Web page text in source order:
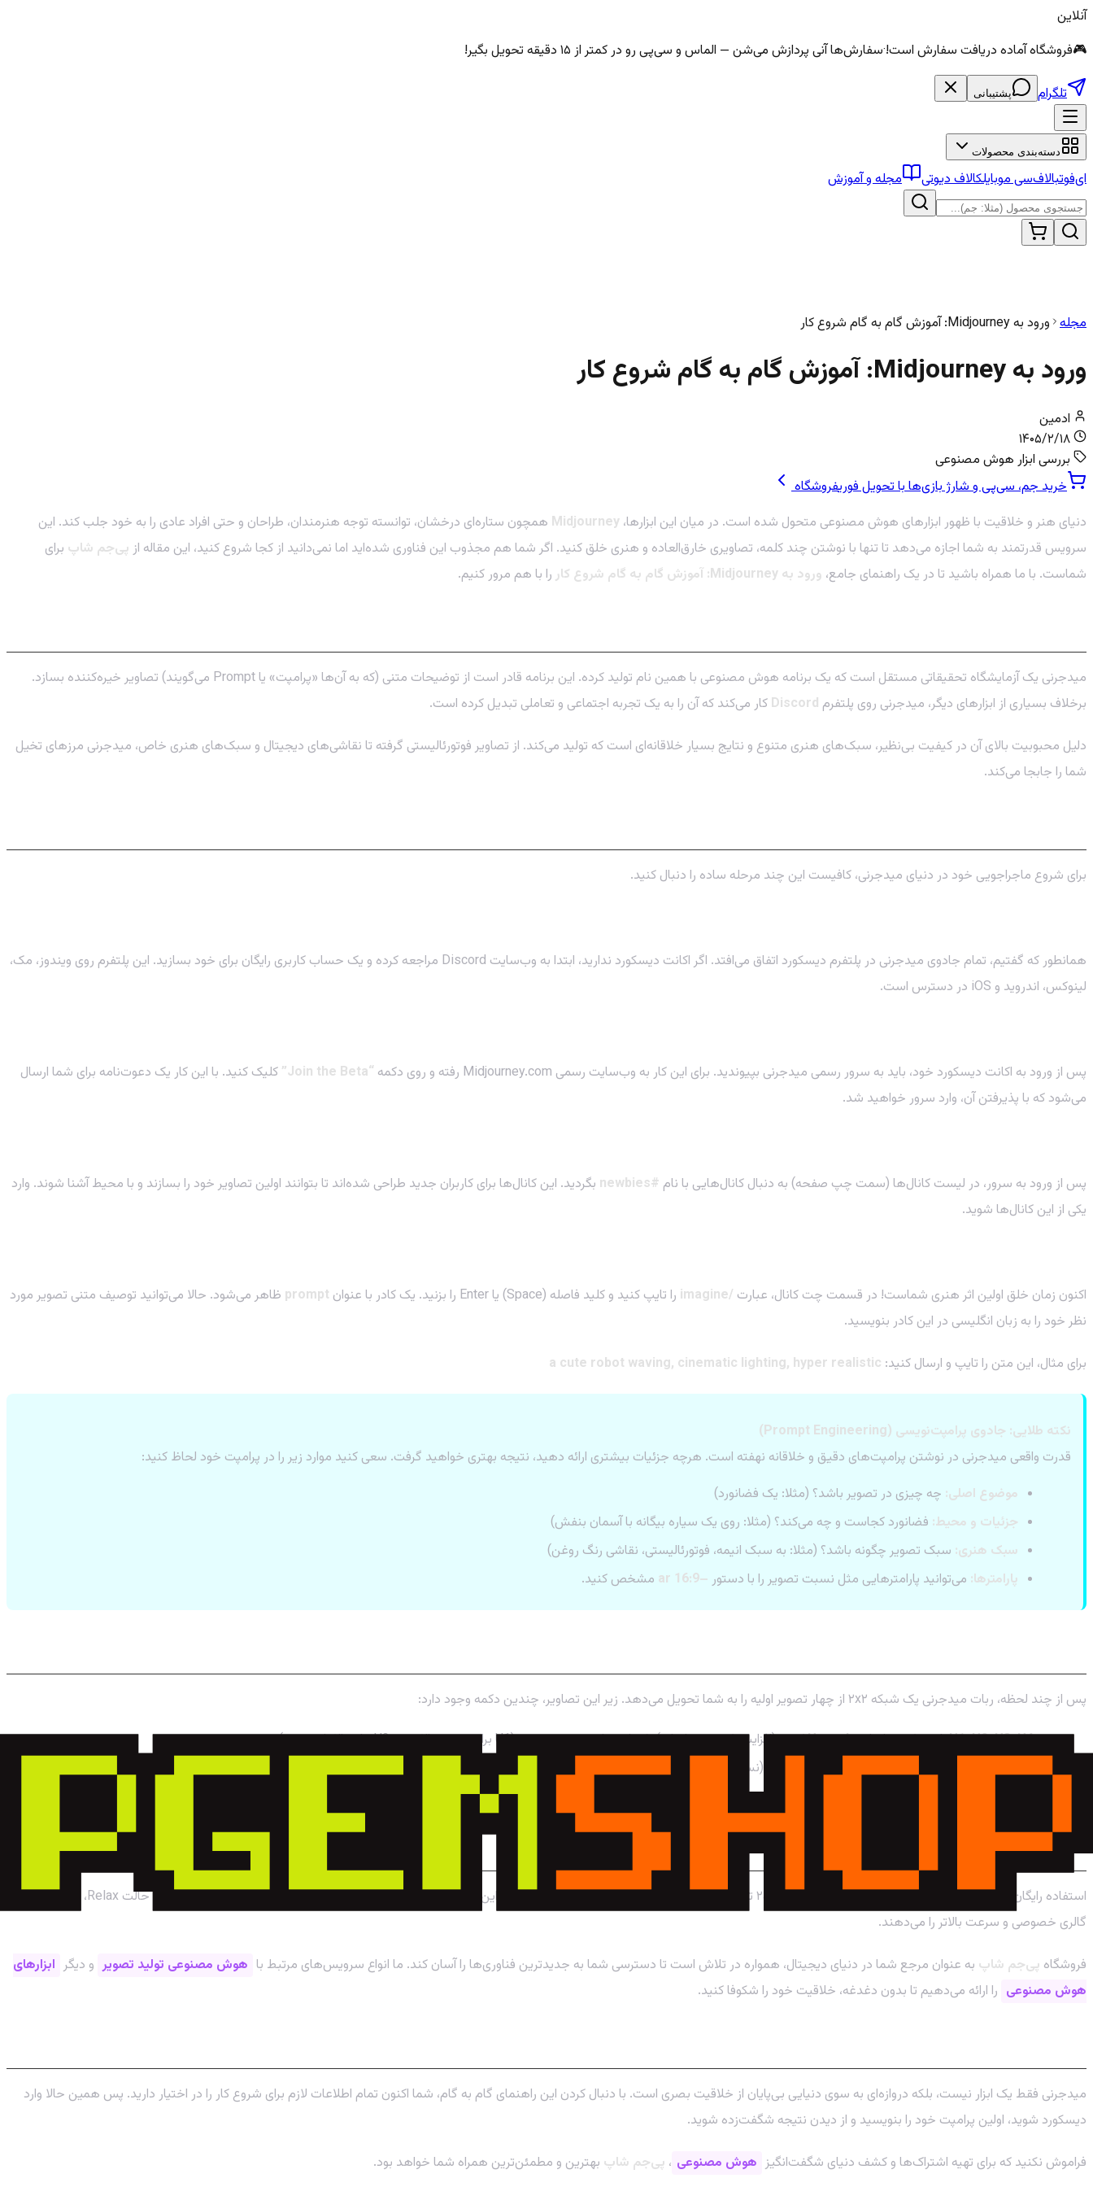
آنلاین
🎮فروشگاه آماده دریافت سفارش است!·سفارش‌ها آنی پردازش می‌شن — الماس و سی‌پی رو در کمتر از ۱۵ دقیقه تحویل بگیر!
تلگرام پشتیبانی
دسته‌بندی محصولات
ای‌فوتبالاف‌سی موبایلکالاف دیوتی مجله و آموزش
مجله ورود به Midjourney: آموزش گام به گام شروع کار
ورود به Midjourney: آموزش گام به گام شروع کار
ادمین
۱۴۰۵/۲/۱۸
بررسی ابزار هوش مصنوعی
خرید جم، سی‌پی و شارژ بازی‌ها با تحویل فوریفروشگاه
دنیای هنر و خلاقیت با ظهور ابزارهای هوش مصنوعی متحول شده است. در میان این ابزارها، Midjourney همچون ستاره‌ای درخشان، توانسته توجه هنرمندان، طراحان و حتی افراد عادی را به خود جلب کند. این
سرویس قدرتمند به شما اجازه می‌دهد تا تنها با نوشتن چند کلمه، تصاویری خارق‌العاده و هنری خلق کنید. اگر شما هم مجذوب این فناوری شده‌اید اما نمی‌دانید از کجا شروع کنید، این مقاله از پی‌جم شاپ برای
شماست. با ما همراه باشید تا در یک راهنمای جامع، ورود به Midjourney: آموزش گام به گام شروع کار را با هم مرور کنیم.
میدجرنی یک آزمایشگاه تحقیقاتی مستقل است که یک برنامه هوش مصنوعی با همین نام تولید کرده. این برنامه قادر است از توضیحات متنی (که به آن‌ها «پرامپت» یا Prompt می‌گویند) تصاویر خیره‌کننده بسازد.
برخلاف بسیاری از ابزارهای دیگر، میدجرنی روی پلتفرم Discord کار می‌کند که آن را به یک تجربه اجتماعی و تعاملی تبدیل کرده است.
دلیل محبوبیت بالای آن در کیفیت بی‌نظیر، سبک‌های هنری متنوع و نتایج بسیار خلاقانه‌ای است که تولید می‌کند. از تصاویر فوتورئالیستی گرفته تا نقاشی‌های دیجیتال و سبک‌های هنری خاص، میدجرنی مرزهای تخیل
شما را جابجا می‌کند.
برای شروع ماجراجویی خود در دنیای میدجرنی، کافیست این چند مرحله ساده را دنبال کنید.
همانطور که گفتیم، تمام جادوی میدجرنی در پلتفرم دیسکورد اتفاق می‌افتد. اگر اکانت دیسکورد ندارید، ابتدا به وب‌سایت Discord مراجعه کرده و یک حساب کاربری رایگان برای خود بسازید. این پلتفرم روی ویندوز، مک،
لینوکس، اندروید و iOS در دسترس است.
پس از ورود به اکانت دیسکورد خود، باید به سرور رسمی میدجرنی بپیوندید. برای این کار به وب‌سایت رسمی Midjourney.com رفته و روی دکمه “Join the Beta”
کلیک کنید. با این کار یک دعوت‌نامه برای شما ارسال
می‌شود که با پذیرفتن آن، وارد سرور خواهید شد.
پس از ورود به سرور، در لیست کانال‌ها (سمت چپ صفحه) به دنبال کانال‌هایی با نام #newbies
بگردید. این کانال‌ها برای کاربران جدید طراحی شده‌اند تا بتوانند اولین تصاویر خود را بسازند و با محیط آشنا شوند. وارد
یکی از این کانال‌ها شوید.
اکنون زمان خلق اولین اثر هنری شماست! در قسمت چت کانال، عبارت /imagine را تایپ کنید و کلید فاصله (Space) یا Enter را بزنید. یک کادر با عنوان prompt ظاهر می‌شود. حالا می‌توانید توصیف متنی تصویر مورد
نظر خود را به زبان انگلیسی در این کادر بنویسید.
برای مثال، این متن را تایپ و ارسال کنید: a cute robot waving, cinematic lighting, hyper realistic
نکته طلایی: جادوی پرامپت‌نویسی (Prompt Engineering)
قدرت واقعی میدجرنی در نوشتن پرامپت‌های دقیق و خلاقانه نهفته است. هرچه جزئیات بیشتری ارائه دهید، نتیجه بهتری خواهید گرفت. سعی کنید موارد زیر را در پرامپت خود لحاظ کنید:
موضوع اصلی: چه چیزی در تصویر باشد؟ (مثلا: یک فضانورد)
جزئیات و محیط: فضانورد کجاست و چه می‌کند؟ (مثلا: روی یک سیاره بیگانه با آسمان بنفش)
سبک هنری: سبک تصویر چگونه باشد؟ (مثلا: به سبک انیمه، فوتورئالیستی، نقاشی رنگ روغن)
پارامترها: می‌توانید پارامترهایی مثل نسبت تصویر را با دستور –ar 16:9 مشخص کنید.
پس از چند لحظه، ربات میدجرنی یک شبکه ۲x۲ از چهار تصویر اولیه را به شما تحویل می‌دهد. زیر این تصاویر، چندین دکمه وجود دارد:
U1, U2, U3, U4:این دکمه‌ها برایUpscaleکردن (افزایش کیفیت و اندازه) یکی از چهار تصویر هستند. (U1 برای تصویر بالا چپ، U2 برای بالا راست و…)
(نسخه‌های مشابه اما متفاوت) از تصویر انتخابی شما استفاده می‌شوند.
با زدن این دکمه، ربات مجدداً پرامپت شما را اجرا کرده و چهار تصویر کاملاً جدید تولید می‌کند.
فراتر از نسخه آزمایشی: اشتراک‌ها و خدمات حرفه‌ای
استفاده رایگان از میدجرنی محدودیت دارد و پس از تولید حدود ۲۵ تصویر، باید یکی از پلن‌های اشتراکی آن را تهیه کنید. این اشتراک‌ها به شما امکانات بیشتری مانند تولید نامحدود تصویر در حالت Relax، دسترسی به
گالری خصوصی و سرعت بالاتر را می‌دهند.
فروشگاه پی‌جم شاپ به عنوان مرجع شما در دنیای دیجیتال، همواره در تلاش است تا دسترسی شما به جدیدترین فناوری‌ها را آسان کند. ما انواع سرویس‌های مرتبط با هوش مصنوعی تولید تصویر و دیگر ابزارهای
هوش مصنوعی را ارائه می‌دهیم تا بدون دغدغه، خلاقیت خود را شکوفا کنید.
میدجرنی فقط یک ابزار نیست، بلکه دروازه‌ای به سوی دنیایی بی‌پایان از خلاقیت بصری است. با دنبال کردن این راهنمای گام به گام، شما اکنون تمام اطلاعات لازم برای شروع کار را در اختیار دارید. پس همین حالا وارد
دیسکورد شوید، اولین پرامپت خود را بنویسید و از دیدن نتیجه شگفت‌زده شوید.
فراموش نکنید که برای تهیه اشتراک‌ها و کشف دنیای شگفت‌انگیز هوش مصنوعی ، پی‌جم شاپ بهترین و مطمئن‌ترین همراه شما خواهد بود.